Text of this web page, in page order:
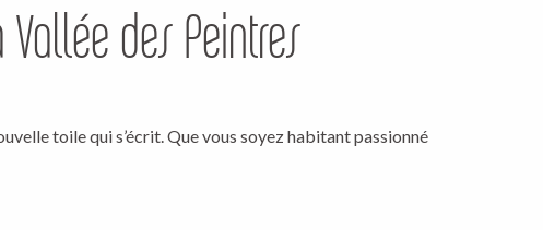
des Peintres
toile qui s’écrit. Que vous soyez habitant passionné